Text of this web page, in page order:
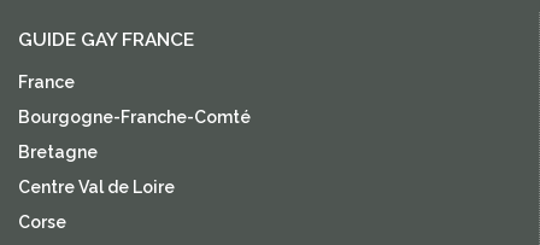
GUIDE GAY FRANCE
France
Bourgogne-Franche-Comté
Bretagne
Centre Val de Loire
Corse